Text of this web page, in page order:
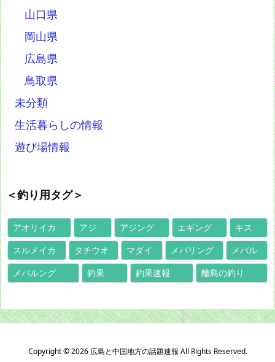
山口県
岡山県
広島県
鳥取県
未分類
生活暮らしの情報
遊び場情報
＜釣り用タグ＞
アオリイカ アジ アジング エギング
キス
スルメイカ
タチウオ マダイ メバリング
メバル
メバルング
釣果 釣果速報 離島の釣り
Copyright ©2026 広島と中国地方の話題速報 All Rights Reserved.